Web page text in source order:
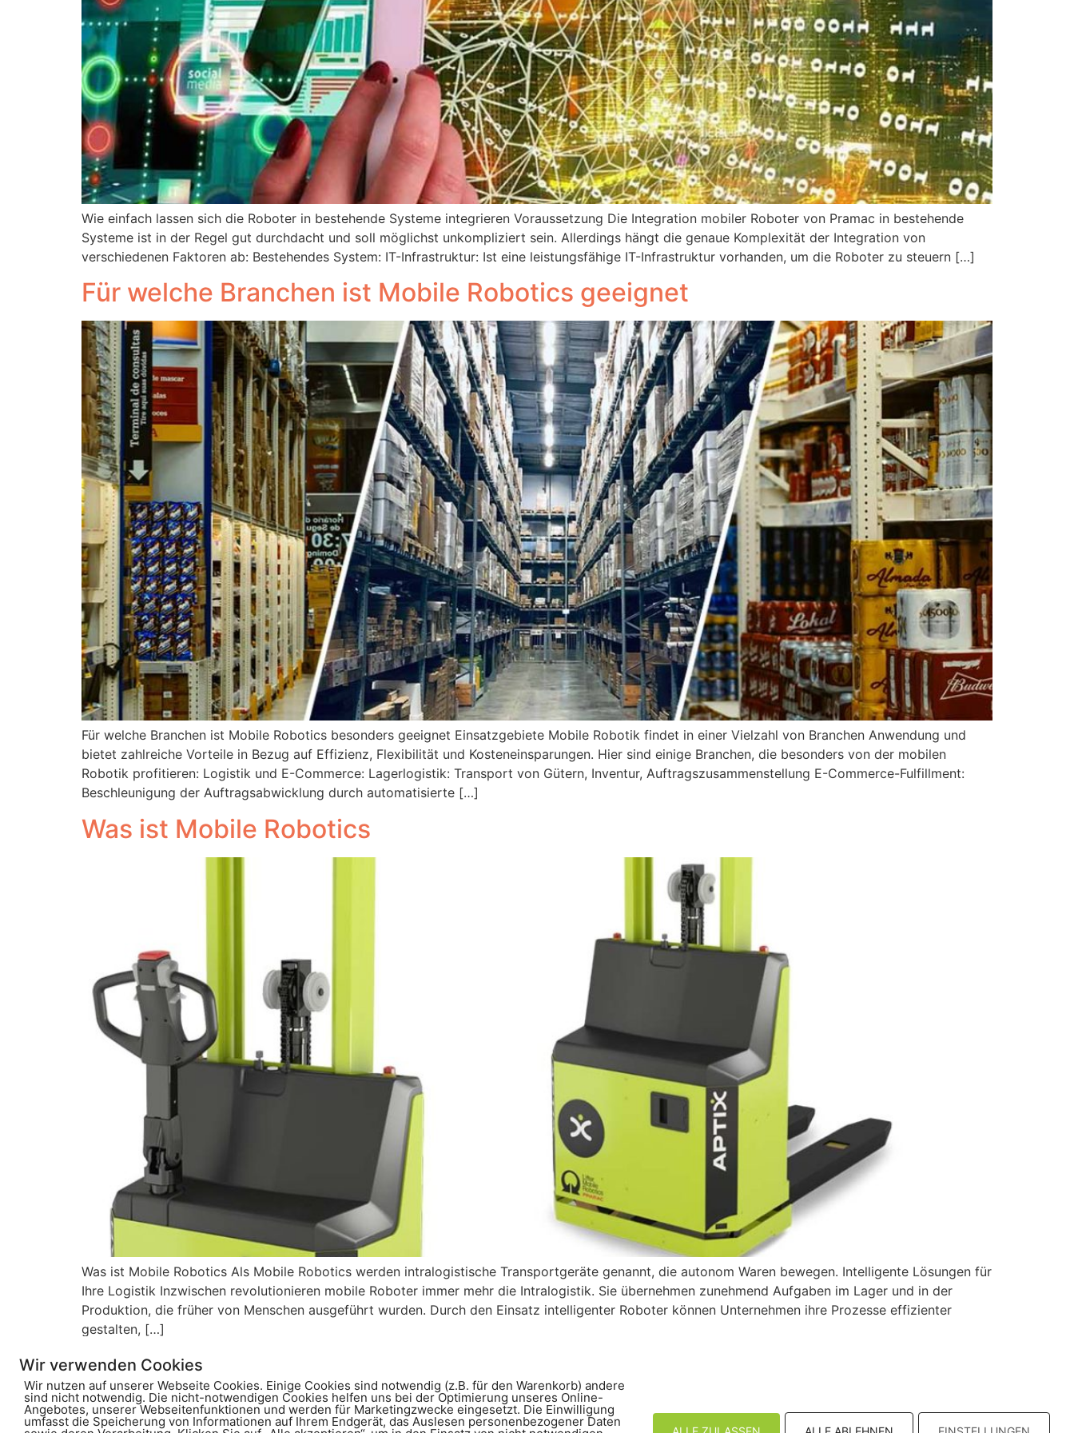
Wie einfach lassen sich die Roboter in bestehende Systeme integrieren Voraussetzung Die Integration mobiler Roboter von Pramac in bestehende
Systeme ist in der Regel gut durchdacht und soll möglichst unkompliziert sein. Allerdings hängt die genaue Komplexität der Integration von
verschiedenen Faktoren ab: Bestehendes System: IT-Infrastruktur: Ist eine leistungsfähige IT-Infrastruktur vorhanden, um die Roboter zu steuern […]
Für welche Branchen ist Mobile Robotics geeignet
Für welche Branchen ist Mobile Robotics besonders geeignet Einsatzgebiete Mobile Robotik findet in einer Vielzahl von Branchen Anwendung und
bietet zahlreiche Vorteile in Bezug auf Effizienz, Flexibilität und Kosteneinsparungen. Hier sind einige Branchen, die besonders von der mobilen
Robotik profitieren: Logistik und E-Commerce: Lagerlogistik: Transport von Gütern, Inventur, Auftragszusammenstellung E-Commerce-Fulfillment:
Beschleunigung der Auftragsabwicklung durch automatisierte […]
Was ist Mobile Robotics
Was ist Mobile Robotics Als Mobile Robotics werden intralogistische Transportgeräte genannt, die autonom Waren bewegen. Intelligente Lösungen für
Ihre Logistik Inzwischen revolutionieren mobile Roboter immer mehr die Intralogistik. Sie übernehmen zunehmend Aufgaben im Lager und in der
Produktion, die früher von Menschen ausgeführt wurden. Durch den Einsatz intelligenter Roboter können Unternehmen ihre Prozesse effizienter
gestalten, […]
Home Elektrostapler Flurfördertechnik Lagerlift Arbeitsbühnen Mobile Robotics
AGB
Wir verwenden Cookies
Wir nutzen auf unserer Webseite Cookies. Einige Cookies sind notwendig (z.B. für den Warenkorb) andere
sind nicht notwendig. Die nicht-notwendigen Cookies helfen uns bei der Optimierung unseres Online-
Angebotes, unserer Webseitenfunktionen und werden für Marketingzwecke eingesetzt. Die Einwilligung
umfasst die Speicherung von Informationen auf Ihrem Endgerät, das Auslesen personenbezogener Daten